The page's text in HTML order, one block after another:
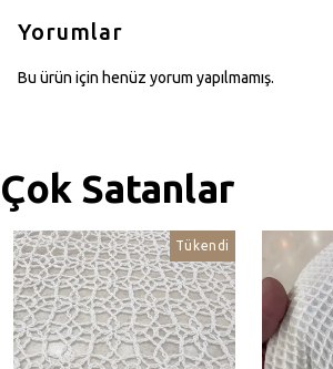
Yorumlar
Bu ürün için henüz yorum yapılmamış.
Çok Satanlar
Tükendi